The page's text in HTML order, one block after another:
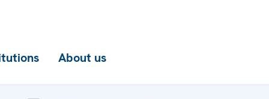
About us